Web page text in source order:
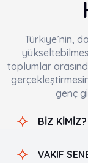
Türkiye’nin,
toplumlar
genç
BİZ KİMİZ?
VAKIF